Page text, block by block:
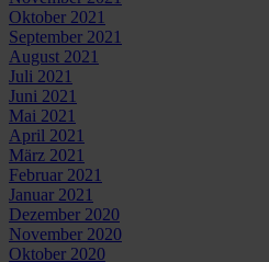
Oktober 2021
September 2021
August 2021
Juli 2021
Juni 2021
Mai 2021
April 2021
März 2021
Februar 2021
Januar 2021
Dezember 2020
November 2020
Oktober 2020